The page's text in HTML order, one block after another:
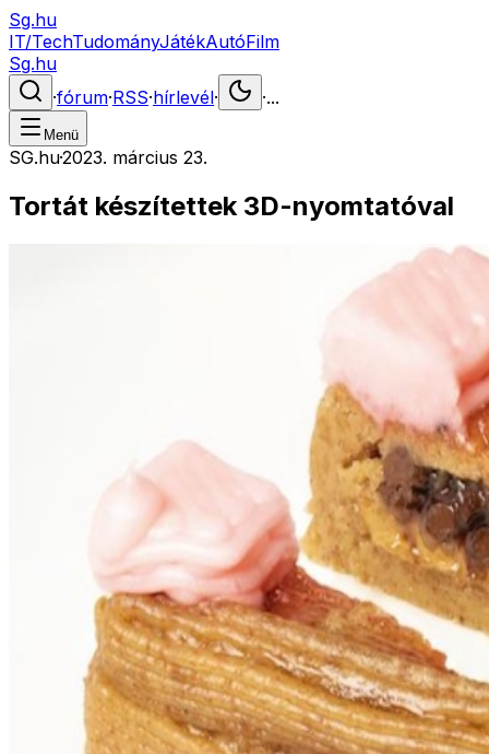
Sg.hu
IT/TechTudományJátékAutóFilm
Sg.hu
·fórum·RSS·hírlevél· ·...
Menü
SG.hu·2023. március 23.
Tortát készítettek 3D-nyomtatóval